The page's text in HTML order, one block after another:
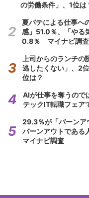
の労働条件」、1位は
夏バテによる仕事
感」51.0％、「やる
0.8％ マイナビ調査
上司からのランチ
逃したくない」、2
位は？
AIが仕事を奪うの
テックIT転職フェア
29.3％が「バーン
バーンアウトである
マイナビ調査